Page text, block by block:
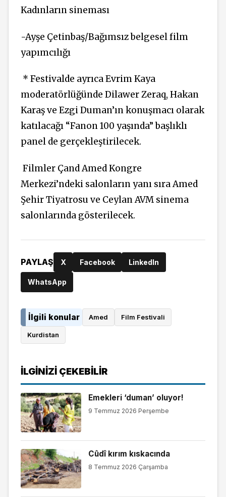
Kadınların sineması
-Ayşe Çetinbaş/Bağımsız belgesel film
yapımcılığı
* Festivalde ayrıca Evrim Kaya
moderatörlüğünde Dilawer Zeraq, Hakan
Karaş ve Ezgi Duman’ın konuşmacı olarak
katılacağı “Fanon 100 yaşında” başlıklı
panel de gerçekleştirilecek.
Filmler Çand Amed Kongre
Merkezi’ndeki salonların yanı sıra Amed
Şehir Tiyatrosu ve Ceylan AVM sinema
salonlarında gösterilecek.
PAYLAŞ X Facebook LinkedIn
WhatsApp
İlgili konular Amed Film Festivali
Kurdistan
İLGINIZI ÇEKEBILIR
Emekleri ‘duman’ oluyor!
9 Temmuz 2026 Perşembe
Cûdî kırım kıskacında
8 Temmuz 2026 Çarşamba